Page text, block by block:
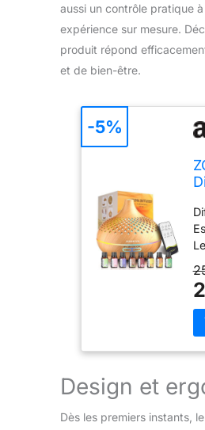
aussi un contrôle pratique
expérience sur mesure.
produit répond
et de bien-être.
-5%
Design et
Dès les premiers instants, le